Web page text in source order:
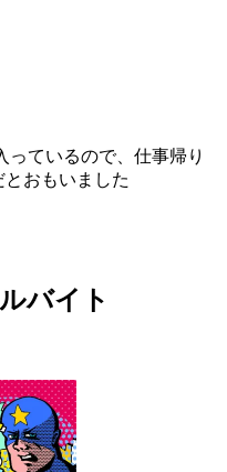
っているので、仕事帰り
おもいました
バイト